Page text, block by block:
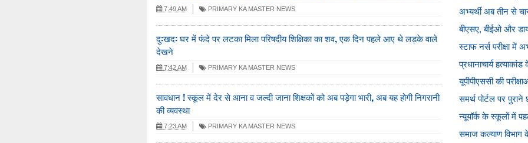
7:49 AM PRIMARY KA MASTER NEWS
दु:खद: घर में फंदे पर लटका मिला परिषदीय शिक्षिका का शव, एक दिन पहले आए थे लड़के वाले
देखने
7:42 AM PRIMARY KA MASTER NEWS
सावधान ! स्कूल में देर से आना व जल्दी जाना शिक्षकों को अब पड़ेगा भारी, अब यह होगी निगरानी
की व्यवस्था
7:23 AM PRIMARY KA MASTER NEWS
अभ्यर्थी अब तीन से
बीएसए, बीईओ और
स्टाफ नर्स परीक्षा में
प्रधानाचार्य
यूपीपीएससी की
समर्थ पोर्टल पर
न्यूयॉर्क के स्कूलों में
समाज कल्याण विभाग